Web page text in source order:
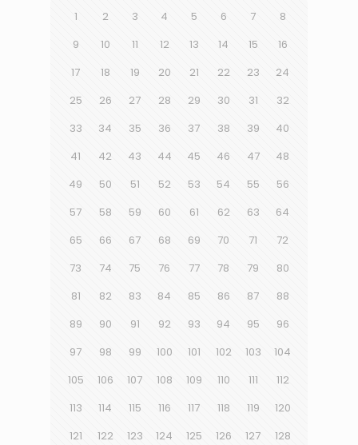
1 2 3 4 5 6 7
8
9
10 11 12 13 14 15
16
17
18 19 20 21 22 23
24
25
26 27 28 29 30 31
32
33
34 35 36 37 38 39
40
41
42 43 44 45 46 47
48
49
50 51 52 53 54 55
56
57
58 59 60 61 62 63
64
65
66 67 68 69 70 71
72
73
74 75 76 77 78 79
80
81
82 83 84 85 86 87
88
89
90 91 92 93 94 95
96
97
98 99 100 101 102 103
104
105
106 107 108 109 110 111
112
113
114 115 116 117 118 119
120
121
122 123 124 125 126 127
128